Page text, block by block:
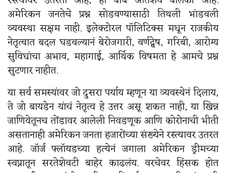
अमेरिकन जनतेचे प्रश्न सोडवण्यासाठी तिथली भांडवली
व्यवस्था सक्षम नाही. इलेक्टोरल पॉलिटिक्स मधून राजकीय
नेतृत्वात बदल घडवल्यानं बेरोजगारी, वर्णद्वेष, गरिबी, आरोग्य
सुविधांचा अभाव, महागाई, आर्थिक विषमता हे आमचे प्रश्न
सुटणार नाहीत.
या सर्व समस्यांवर जो दुसरा पर्याय म्हणून या व्यवस्थेनं दिलाय,
ते जो बायडेन यांचं नेतृत्व हे उत्तर असू शकत नाही, या खिन्न
जाणिवेतूनच तोंडावर आलेली निवडणूक आणि कोरोनाची भीती
असतानाही अमेरिकन जनता हजारोंच्या संख्येने रस्त्यावर उतरत
आहे. जॉर्ज फ्लॉयडच्या हत्येनं जगाला अमेरिकन ड्रीमच्या
स्वप्नातून सरतेशेवटी बाहेर काढलंय. वरचेवर हिंसक होत